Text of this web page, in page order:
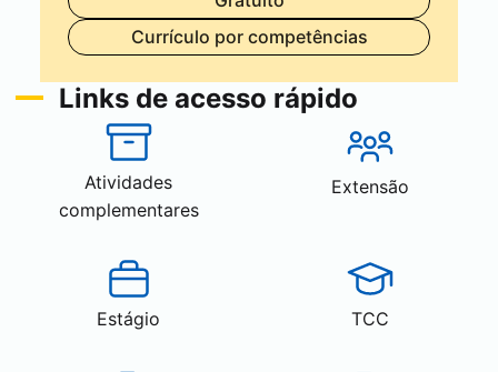
Currículo por competências
Links de acesso rápido
Atividades
complementares
Extensão
Estágio TCC